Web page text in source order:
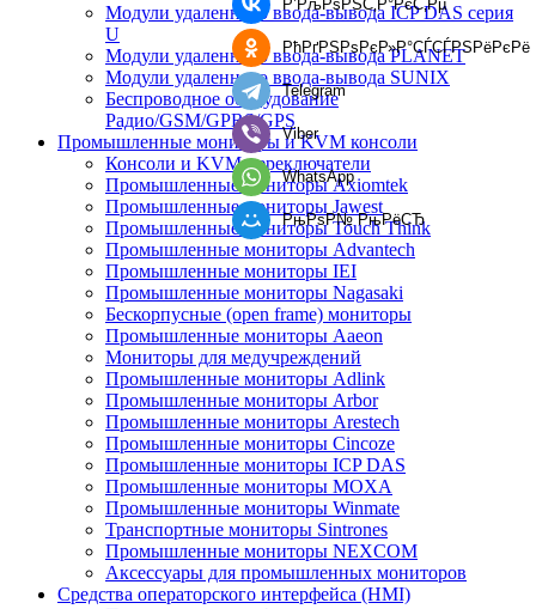
Модули удаленного ввода-вывода ICP DAS серия
U
Модули удаленного ввода-вывода PLANET
Модули удаленного ввода-вывода SUNIX
Беспроводное оборудование
Радио/GSM/GPRS/GPS
Промышленные мониторы и KVM консоли
Консоли и KVM переключатели
Промышленные мониторы Axiomtek
Промышленные мониторы Jawest
Промышленные мониторы Touch Think
Промышленные мониторы Advantech
Промышленные мониторы IEI
Промышленные мониторы Nagasaki
Бескорпусные (open frame) мониторы
Промышленные мониторы Aaeon
Мониторы для медучреждений
Промышленные мониторы Adlink
Промышленные мониторы Arbor
Промышленные мониторы Arestech
Промышленные мониторы Cincoze
Промышленные мониторы ICP DAS
Промышленные мониторы MOXA
Промышленные мониторы Winmate
Транспортные мониторы Sintrones
Промышленные мониторы NEXCOM
Аксессуары для промышленных мониторов
Средства операторского интерфейса (HMI)
Р’РљРѕРЅС‚Р°РєС‚Рµ
РћРґРЅРѕРєР»Р°СЃСЃРЅРёРєРё
Telegram
Viber
WhatsApp
РњРѕР№ РњРёСЂ